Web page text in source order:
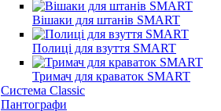
Вішаки для штанів SMART
Полиці для взуття SMART
Тримач для краваток SMART
Система Classic
Пантографи